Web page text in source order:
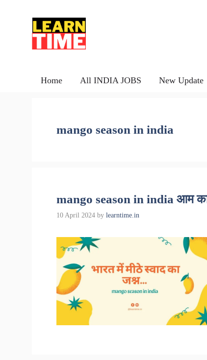
Home All INDIA JOBS New Update
mango season in india
mango season in india आम
10 April 2024 by learntime.in